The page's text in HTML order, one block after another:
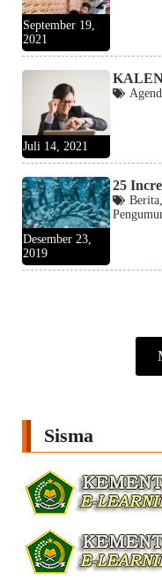
September 19,
2021
Juli 14, 2021
Desember 23,
2019
25
Berita
Sisma